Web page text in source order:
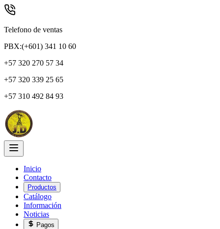
Telefono de ventas
PBX:(+601) 341 10 60
+57 320 270 57 34
+57 320 339 25 65
+57 310 492 84 93
Inicio
Contacto
Productos
Catálogo
Información
Noticias
Pagos